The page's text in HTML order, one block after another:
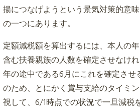
揚につなげようという景気対策的意
の一つにあります。
定額減税額を算出するには、本人の
含む扶養親族の人数を確定させなけ
年の途中である6月にこれを確定させ
のため、とにかく賞与支給のタイミ
視して、6/1時点での状況で一旦減税